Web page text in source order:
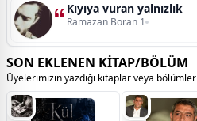
Kıyıya vuran yalnızlık
Ramazan Boran 1
SON EKLENEN KİTAP/BÖLÜM
Üyelerimizin yazdığı kitaplar veya bölümler